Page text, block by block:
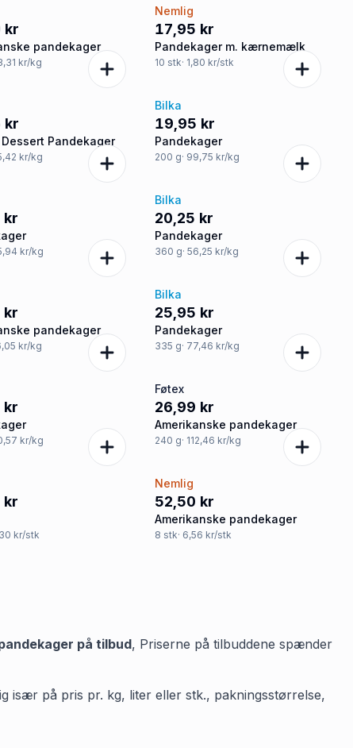
kr
pandekager
kr/kg
Nemlig
17,95 kr
Pandekager m. kærnemælk
10 stk· 1,80 kr/stk
kr
Pandekager
kr/kg
Bilka
19,95 kr
Pandekager
200 g· 99,75 kr/kg
kr
kr/kg
Bilka
20,25 kr
Pandekager
360 g· 56,25 kr/kg
kr
pandekager
kr/kg
Bilka
25,95 kr
Pandekager
335 g· 77,46 kr/kg
kr
kr/kg
Føtex
26,99 kr
Amerikanske pandekager
240 g· 112,46 kr/kg
kr
kr/stk
Nemlig
52,50 kr
Amerikanske pandekager
8 stk· 6,56 kr/stk
på tilbud, Priserne på tilbuddene spænder
især på pris pr. kg, liter eller stk., pakningsstørrelse,